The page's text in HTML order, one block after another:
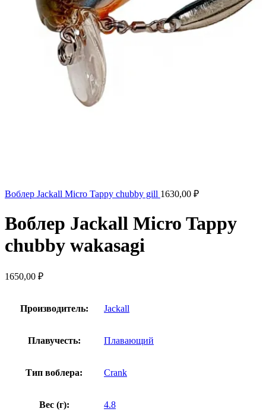
Воблер Jackall Micro Tappy chubby gill 1630,00 ₽
Воблер Jackall Micro Tappy
chubby wakasagi
1650,00 ₽
Производитель: Jackall
Плавучесть: Плавающий
Тип воблера: Crank
Вес (г): 4.8